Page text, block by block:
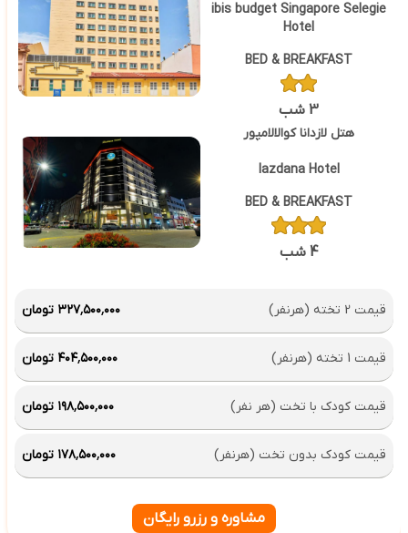
ibis budget Singapore Selegie
Hotel
BED & BREAKFAST
3 شب
هتل لازدانا کوالالامپور
lazdana Hotel
BED & BREAKFAST
4 شب
قیمت 2 تخته (هرنفر) ۳۲۷٬۵۰۰٬۰۰۰ تومان
قیمت 1 تخته (هرنفر) ۴۰۴٬۵۰۰٬۰۰۰ تومان
قیمت کودک با تخت (هر نفر) ۱۹۸٬۵۰۰٬۰۰۰ تومان
قیمت کودک بدون تخت (هرنفر) ۱۷۸٬۵۰۰٬۰۰۰ تومان
مشاوره و رزرو رایگان